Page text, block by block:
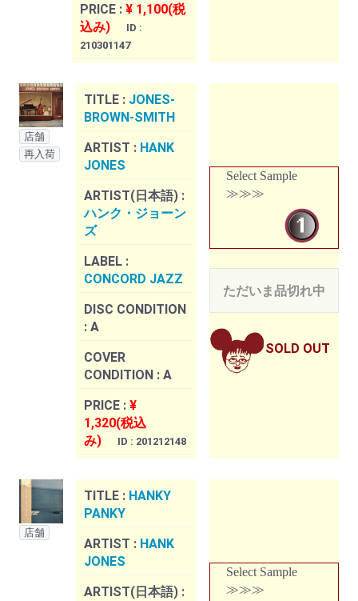
PRICE : ¥ 1,100(税
込み)
ID :
210301147
店舗
再入荷
TITLE : JONES-
BROWN-SMITH
ARTIST : HANK
JONES
ARTIST(日本語) :
ハンク・ジョーン
ズ
LABEL :
CONCORD JAZZ
DISC CONDITION
: A
COVER
CONDITION : A
PRICE : ¥
1,320(税込
み)
ID : 201212148
Select Sample
≫≫≫
ただいま品切れ中
SOLD OUT
店舗
TITLE : HANKY
PANKY
ARTIST : HANK
JONES
ARTIST(日本語) :
Select Sample
≫≫≫